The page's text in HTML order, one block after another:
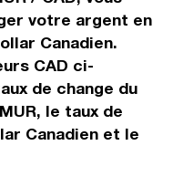
votre argent en
Canadien.
CAD ci-
de change du
le taux de
Canadien et le